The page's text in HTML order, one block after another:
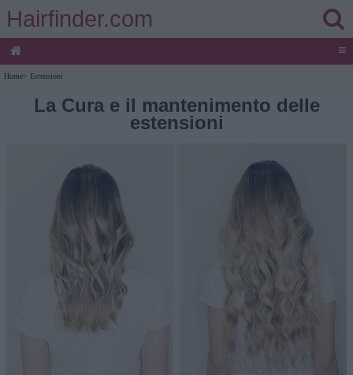
Hairfinder.com
≡
Home> Estensioni
La Cura e il mantenimento delle
estensioni